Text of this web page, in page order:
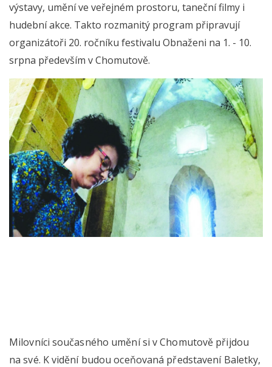
výstavy, umění ve veřejném prostoru, taneční filmy i
hudební akce. Takto rozmanitý program připravují
organizátoři 20. ročníku festivalu Obnaženi na 1. - 10.
srpna především v Chomutově.
Milovníci současného umění si v Chomutově přijdou
na své. K vidění budou oceňovaná představení Baletky,